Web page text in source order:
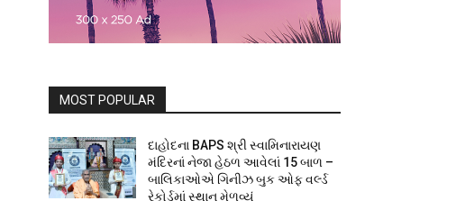
MOST POPULAR
દાહોદના BAPS શ્રી સ્વામિનારાયણ
મંદિરનાં નેજા હેઠળ આવેલાં 15 બાળ –
બાલિકાઓએ ગિનીઝ બુક ઓફ વર્લ્ડ
રેકોર્ડમાં સ્થાન મેળવ્યું